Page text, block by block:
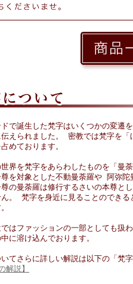
で誕生した梵字はいくつかの変遷
えられました。 密教では梵字を
めております。
界を梵字をあらわしたものを「曼
を対象とした不動曼荼羅や 阿弥陀
の曼荼羅は修行するさいの本尊と
。 梵字を身近に見ることのでき
ではファッションの一部としても扱
に溶け込んでおります。
てさらに詳しい解説は以下の「梵
解説】